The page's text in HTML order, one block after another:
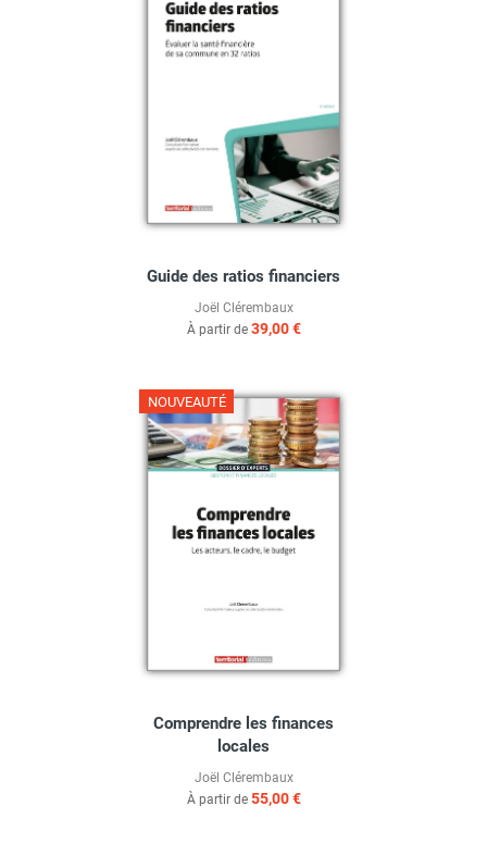
Guide des ratios financiers
Joël Clérembaux
À partir de 39,00 €
NOUVEAUTÉ
Comprendre les finances
locales
Joël Clérembaux
À partir de 55,00 €